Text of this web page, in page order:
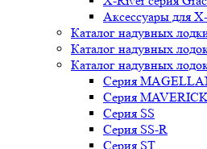
Аксессуары для
Каталог надувных
Каталог надувных
Каталог надувных
Серия
Серия
Серия SS
Серия SS-R
Серия ST